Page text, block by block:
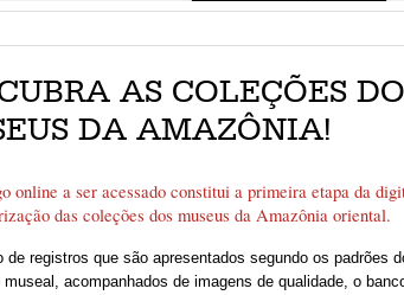
AS COLEÇÕES
DA AMAZÔNIA!
online a ser acessado constitui a primeira etapa da
das coleções dos museus da Amazônia oriental.
de registros que são apresentados segundo os padrões
museal, acompanhados de imagens de qualidade, o